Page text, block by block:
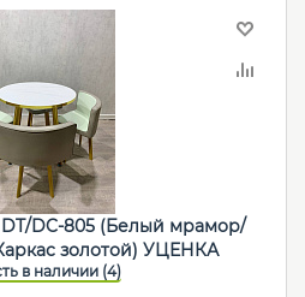
DC-805 (Белый мрамор/
золотой) УЦЕНКА